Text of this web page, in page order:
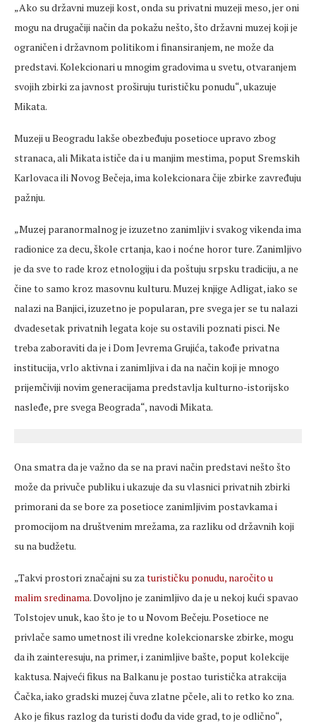
„Ako su državni muzeji kost, onda su privatni muzeji meso, jer oni
mogu na drugačiji način da pokažu nešto, što državni muzej koji je
ograničen i državnom politikom i finansiranjem, ne može da
predstavi. Kolekcionari u mnogim gradovima u svetu, otvaranjem
svojih zbirki za javnost proširuju turističku ponudu“, ukazuje
Mikata.
Muzeji u Beogradu lakše obezbeđuju posetioce upravo zbog
stranaca, ali Mikata ističe da i u manjim mestima, poput Sremskih
Karlovaca ili Novog Bečeja, ima kolekcionara čije zbirke zavređuju
pažnju.
„Muzej paranormalnog je izuzetno zanimljiv i svakog vikenda ima
radionice za decu, škole crtanja, kao i noćne horor ture. Zanimljivo
je da sve to rade kroz etnologiju i da poštuju srpsku tradiciju, a ne
čine to samo kroz masovnu kulturu. Muzej knjige Adligat, iako se
nalazi na Banjici, izuzetno je popularan, pre svega jer se tu nalazi
dvadesetak privatnih legata koje su ostavili poznati pisci. Ne
treba zaboraviti da je i Dom Jevrema Grujića, takođe privatna
institucija, vrlo aktivna i zanimljiva i da na način koji je mnogo
prijemčiviji novim generacijama predstavlja kulturno-istorijsko
nasleđe, pre svega Beograda“, navodi Mikata.
Ona smatra da je važno da se na pravi način predstavi nešto što
može da privuče publiku i ukazuje da su vlasnici privatnih zbirki
primorani da se bore za posetioce zanimljivim postavkama i
promocijom na društvenim mrežama, za razliku od državnih koji
su na budžetu.
„Takvi prostori značajni su zaturističku ponudu, naročito u
malim sredinama. Dovoljno je zanimljivo da je u nekoj kući spavao
Tolstojev unuk, kao što je to u Novom Bečeju. Posetioce ne
privlače samo umetnost ili vredne kolekcionarske zbirke, mogu
da ih zainteresuju, na primer, i zanimljive bašte, poput kolekcije
kaktusa. Najveći fikus na Balkanu je postao turistička atrakcija
Čačka, iako gradski muzej čuva zlatne pčele, ali to retko ko zna.
Ako je fikus razlog da turisti dođu da vide grad, to je odlično“,